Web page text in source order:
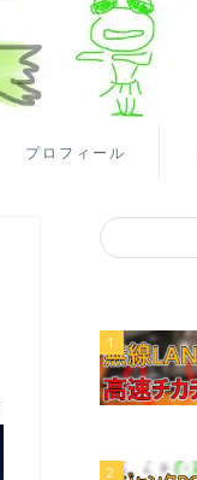
プロフィール
1
2